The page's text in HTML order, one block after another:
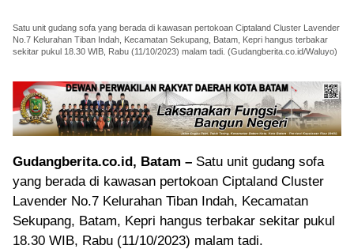
Satu unit gudang sofa yang berada di kawasan pertokoan Ciptaland Cluster Lavender
No.7 Kelurahan Tiban Indah, Kecamatan Sekupang, Batam, Kepri hangus terbakar
sekitar pukul 18.30 WIB, Rabu (11/10/2023) malam tadi. (Gudangberita.co.id/Waluyo)
Gudangberita.co.id, Batam – Satu unit gudang sofa
yang berada di kawasan pertokoan Ciptaland Cluster
Lavender No.7 Kelurahan Tiban Indah, Kecamatan
Sekupang, Batam, Kepri hangus terbakar sekitar pukul
18.30 WIB, Rabu (11/10/2023) malam tadi.